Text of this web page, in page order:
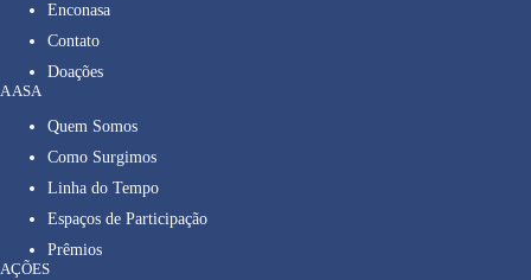
Enconasa
Contato
Doações
A ASA
Quem Somos
Como Surgimos
Linha do Tempo
Espaços de Participação
Prêmios
AÇÕES